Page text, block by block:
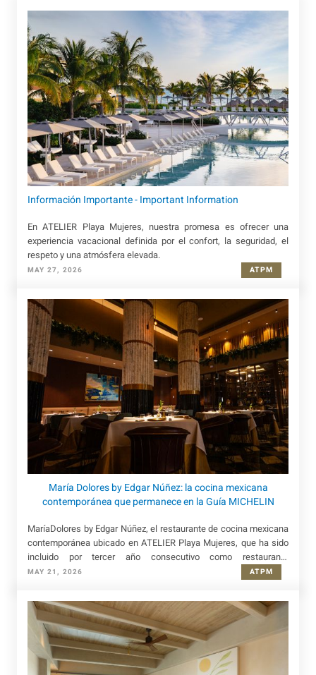
Información Importante - Important Information
En ATELIER Playa Mujeres, nuestra promesa es ofrecer una
experiencia vacacional definida por el confort, la seguridad, el
respeto y una atmósfera elevada.
MAY 27, 2026 ATPM
María Dolores by Edgar Núñez: la cocina mexicana
contemporánea que permanece en la Guía MICHELIN
MaríaDolores by Edgar Núñez, el restaurante de cocina mexicana
contemporánea ubicado en ATELIER Playa Mujeres, que ha sido
incluido por tercer año consecutivo como restaurante
recomendado en la Guía MICHELIN 2026.
MAY 21, 2026 ATPM